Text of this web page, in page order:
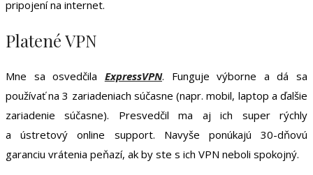
pripojení na internet.
Platené VPN
Mne sa osvedčila ExpressVPN. Funguje výborne a dá sa
používať na 3 zariadeniach súčasne (napr. mobil, laptop a ďalšie
zariadenie súčasne). Presvedčil ma aj ich super rýchly
a ústretový online support. Navyše ponúkajú 30-dňovú
garanciu vrátenia peňazí, ak by ste s ich VPN neboli spokojný.